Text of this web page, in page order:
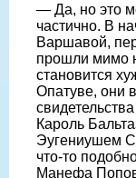
— Да, но это
частично. В
Варшавой,
прошли мимо
становится
Опатуве, они
Кароль
Эугениушем
что-то
Манефа